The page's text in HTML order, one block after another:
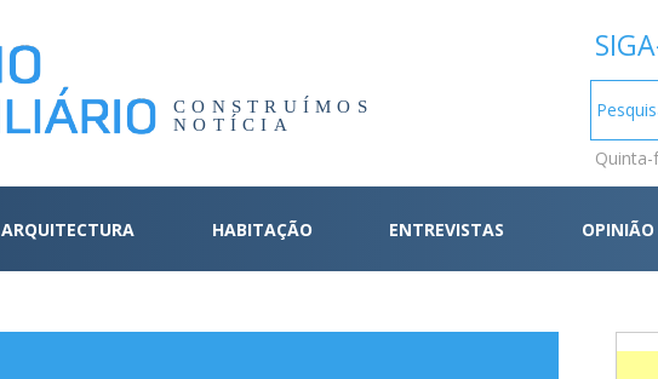
CONSTRUÍMOS
NOTÍCIA
ARQUITECTURA HABITAÇÃO ENTREVISTAS OPINIÃO